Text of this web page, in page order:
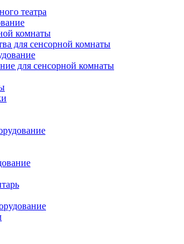
театра
комнаты
для сенсорной комнаты
для сенсорной комнаты